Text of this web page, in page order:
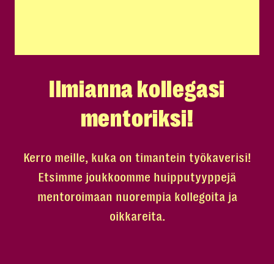
Ilmianna kollegasi
mentoriksi!
Kerro meille, kuka on timantein työkaverisi!
Etsimme joukkoomme huipputyyppejä
mentoroimaan nuorempia kollegoita ja
oikkareita.